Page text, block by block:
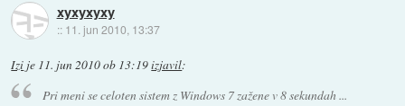
xyxyxyxy
:: 11. jun 2010, 13:37
Izi je 11. jun 2010 ob 13:19izjavil:
Pri meni se celoten sistem z Windows 7 zažene v 8 sekundah ...